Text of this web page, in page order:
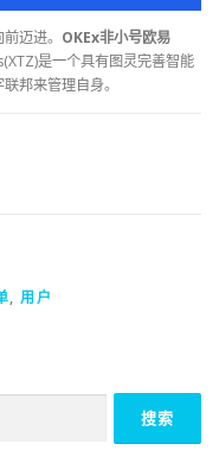
迈进。 OKEx非小号欧易
是一个具有图灵完善智能
邦来管理自身。
, 用户